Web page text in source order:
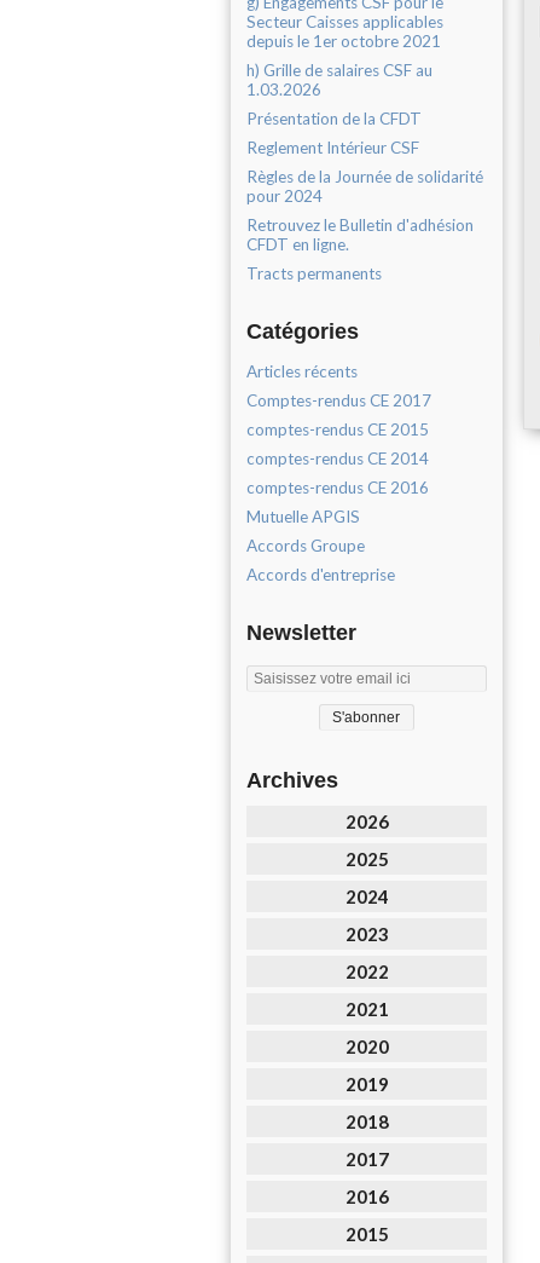
Secteur Caisses applicables
depuis le 1er octobre 2021
h) Grille de salaires CSF au
1.03.2026
Présentation de la CFDT
Reglement Intérieur CSF
Règles de la Journée de solidarité
pour 2024
Retrouvez le Bulletin d'adhésion
CFDT en ligne.
Tracts permanents
Catégories
Articles récents
Comptes-rendus CE 2017
comptes-rendus CE 2015
comptes-rendus CE 2014
comptes-rendus CE 2016
Mutuelle APGIS
Accords Groupe
Accords d'entreprise
Newsletter
Archives
2026
2025
2024
2023
2022
2021
2020
2019
2018
2017
2016
2015